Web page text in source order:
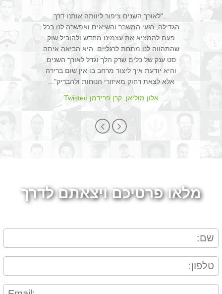
..."לאורך השנים ציפור ליוותה אותנו דרך
הגדילה, רגעי המשבר והשיאים ואפשרה לנו בכל
פעם להמציא את עצמינו מחדש ולהוביל שוק
שהתהווה לנו מתחת לרגליים. היא הביאה איתה
סט ענק של כלים שרק הלך וגדל לאורך השנים
והיא יודעת איך ליצור מרחב בו אין שום ברירה
אלא לצאת רחוק מאיזורי הנוחות ולהבריק"...
אלון מוליאן, קרן פרידמן Twisted
מלאו פרטיכם ויצאתם לדרך